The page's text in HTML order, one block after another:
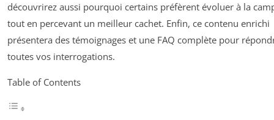
découvrirez aussi pourquoi certains préfèrent évoluer à la
tout en percevant un meilleur cachet. Enfin, ce contenu enrichi
présentera des témoignages et une FAQ complète pour
toutes vos interrogations.
Table of Contents